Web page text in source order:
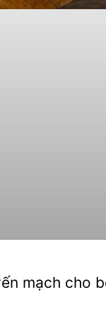
mạch cho